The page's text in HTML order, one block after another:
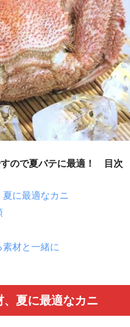
ので夏バテに最適！ 目次
に最適なカニ
材と一緒に
夏に最適なカニ